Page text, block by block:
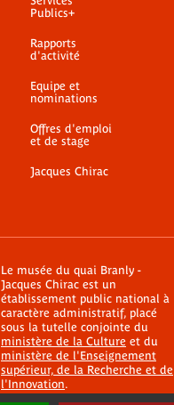
Publics+
Rapports
d'activité
Equipe et
nominations
Offres d'emploi
et de stage
Jacques Chirac
Le musée du quai Branly -
Jacques Chirac est un
établissement public national à
caractère administratif, placé
sous la tutelle conjointe du
ministère de la Culture et du
ministère de l'Enseignement
supérieur, de la Recherche et de
l'Innovation.